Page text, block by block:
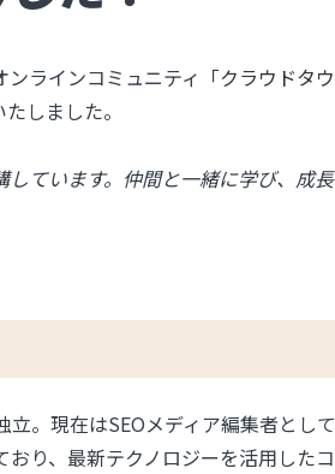
ラインコミュニティ「クラウドタウ
しました。
ています。仲間と一緒に学び、成長
。現在はSEOメディア編集者として
り、最新テクノロジーを活用したコ